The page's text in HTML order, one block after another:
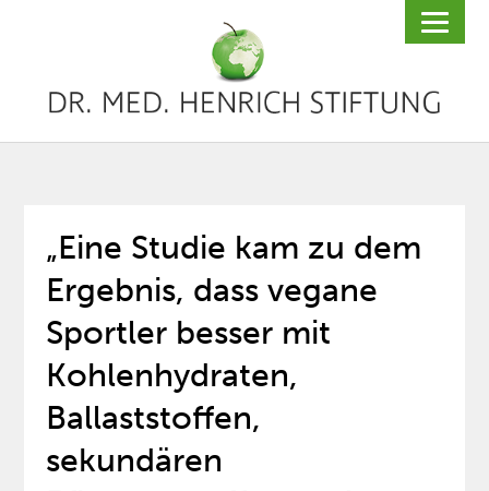
„Eine Studie kam zu dem
Ergebnis, dass vegane
Sportler besser mit
Kohlenhydraten,
Ballaststoffen,
sekundären